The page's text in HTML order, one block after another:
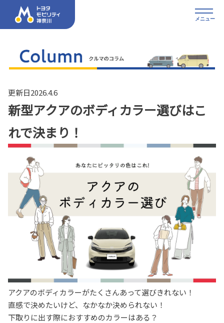
メニュー
更新日2026.4.6
新型アクアのボディカラー選びはこ
れで決まり！
アクアのボディカラーがたくさんあって選びきれない！
直感で決めたいけど、なかなか決められない！
下取りに出す際におすすめのカラーはある？